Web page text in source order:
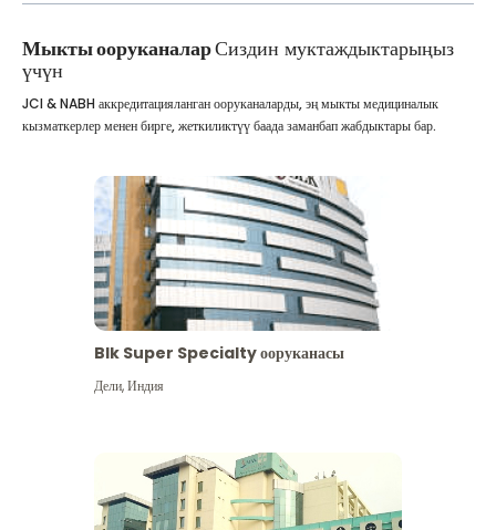
Мыкты ооруканаларСиздин муктаждыктарыңыз
үчүн
JCI & NABH аккредитацияланган ооруканаларды, эң мыкты медициналык
кызматкерлер менен бирге, жеткиликтүү баада заманбап жабдыктары бар.
Blk Super Specialty ооруканасы
Дели,Индия